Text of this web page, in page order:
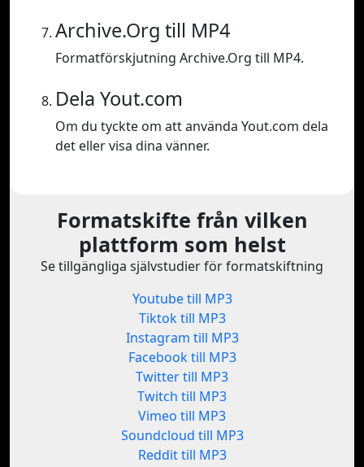
Archive.Org till MP4
Formatförskjutning Archive.Org till MP4.
Dela Yout.com
Om du tyckte om att använda Yout.com dela
det eller visa dina vänner.
Formatskifte från vilken
plattform som helst
Se tillgängliga självstudier för formatskiftning
Youtube till MP3
Tiktok till MP3
Instagram till MP3
Facebook till MP3
Twitter till MP3
Twitch till MP3
Vimeo till MP3
Soundcloud till MP3
Reddit till MP3